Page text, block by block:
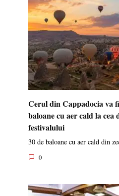
Cerul din Cappadocia va
baloane cu aer cald la cea
festivalului
30 de baloane cu aer cald din
0